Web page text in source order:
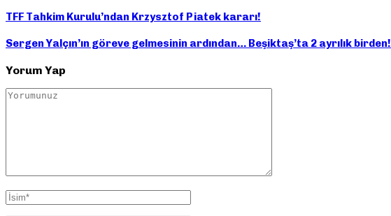
TFF Tahkim Kurulu’ndan Krzysztof Piatek kararı!
Sergen Yalçın’ın göreve gelmesinin ardından… Beşiktaş’ta 2 ayrılık birden!
Yorum Yap